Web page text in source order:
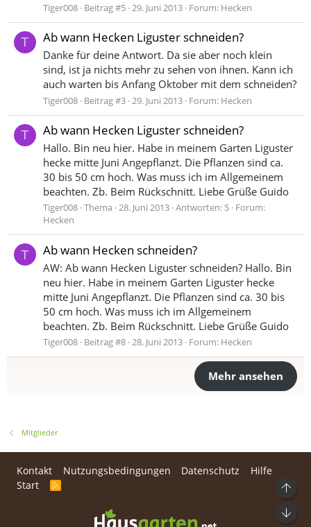
Tiger008 Beitrag #5 29. Juni 2013 Forum: Hecken
T Ab wann Hecken Liguster schneiden?
Danke für deine Antwort. Da sie aber noch klein
sind, ist ja nichts mehr zu sehen von ihnen. Kann ich
auch warten bis Anfang Oktober mit dem schneiden?
Tiger008 Beitrag #3 29. Juni 2013 Forum: Hecken
T Ab wann Hecken Liguster schneiden?
Hallo. Bin neu hier. Habe in meinem Garten Liguster
hecke mitte Juni Angepflanzt. Die Pflanzen sind ca.
30 bis 50 cm hoch. Was muss ich im Allgemeinem
beachten. Zb. Beim Rückschnitt. Liebe Grüße Guido
Tiger008 Thema 28. Juni 2013 Antworten: 5 Forum:
Hecken
T Ab wann Hecken schneiden?
AW: Ab wann Hecken Liguster schneiden? Hallo. Bin
neu hier. Habe in meinem Garten Liguster hecke
mitte Juni Angepflanzt. Die Pflanzen sind ca. 30 bis
50 cm hoch. Was muss ich im Allgemeinem
beachten. Zb. Beim Rückschnitt. Liebe Grüße Guido
Tiger008 Beitrag #8 28. Juni 2013 Forum: Hecken
Mehr ansehen
Mitglieder
Kontakt Nutzungsbedingungen Datenschutz
Hilfe
Start
R